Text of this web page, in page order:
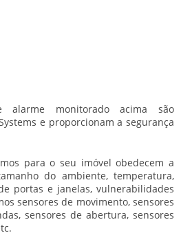
alarme monitorado acima são
e proporcionam a segurança
para o seu imóvel obedecem a
do ambiente, temperatura,
portas e janelas, vulnerabilidades
sensores de movimento, sensores
sensores de abertura, sensores